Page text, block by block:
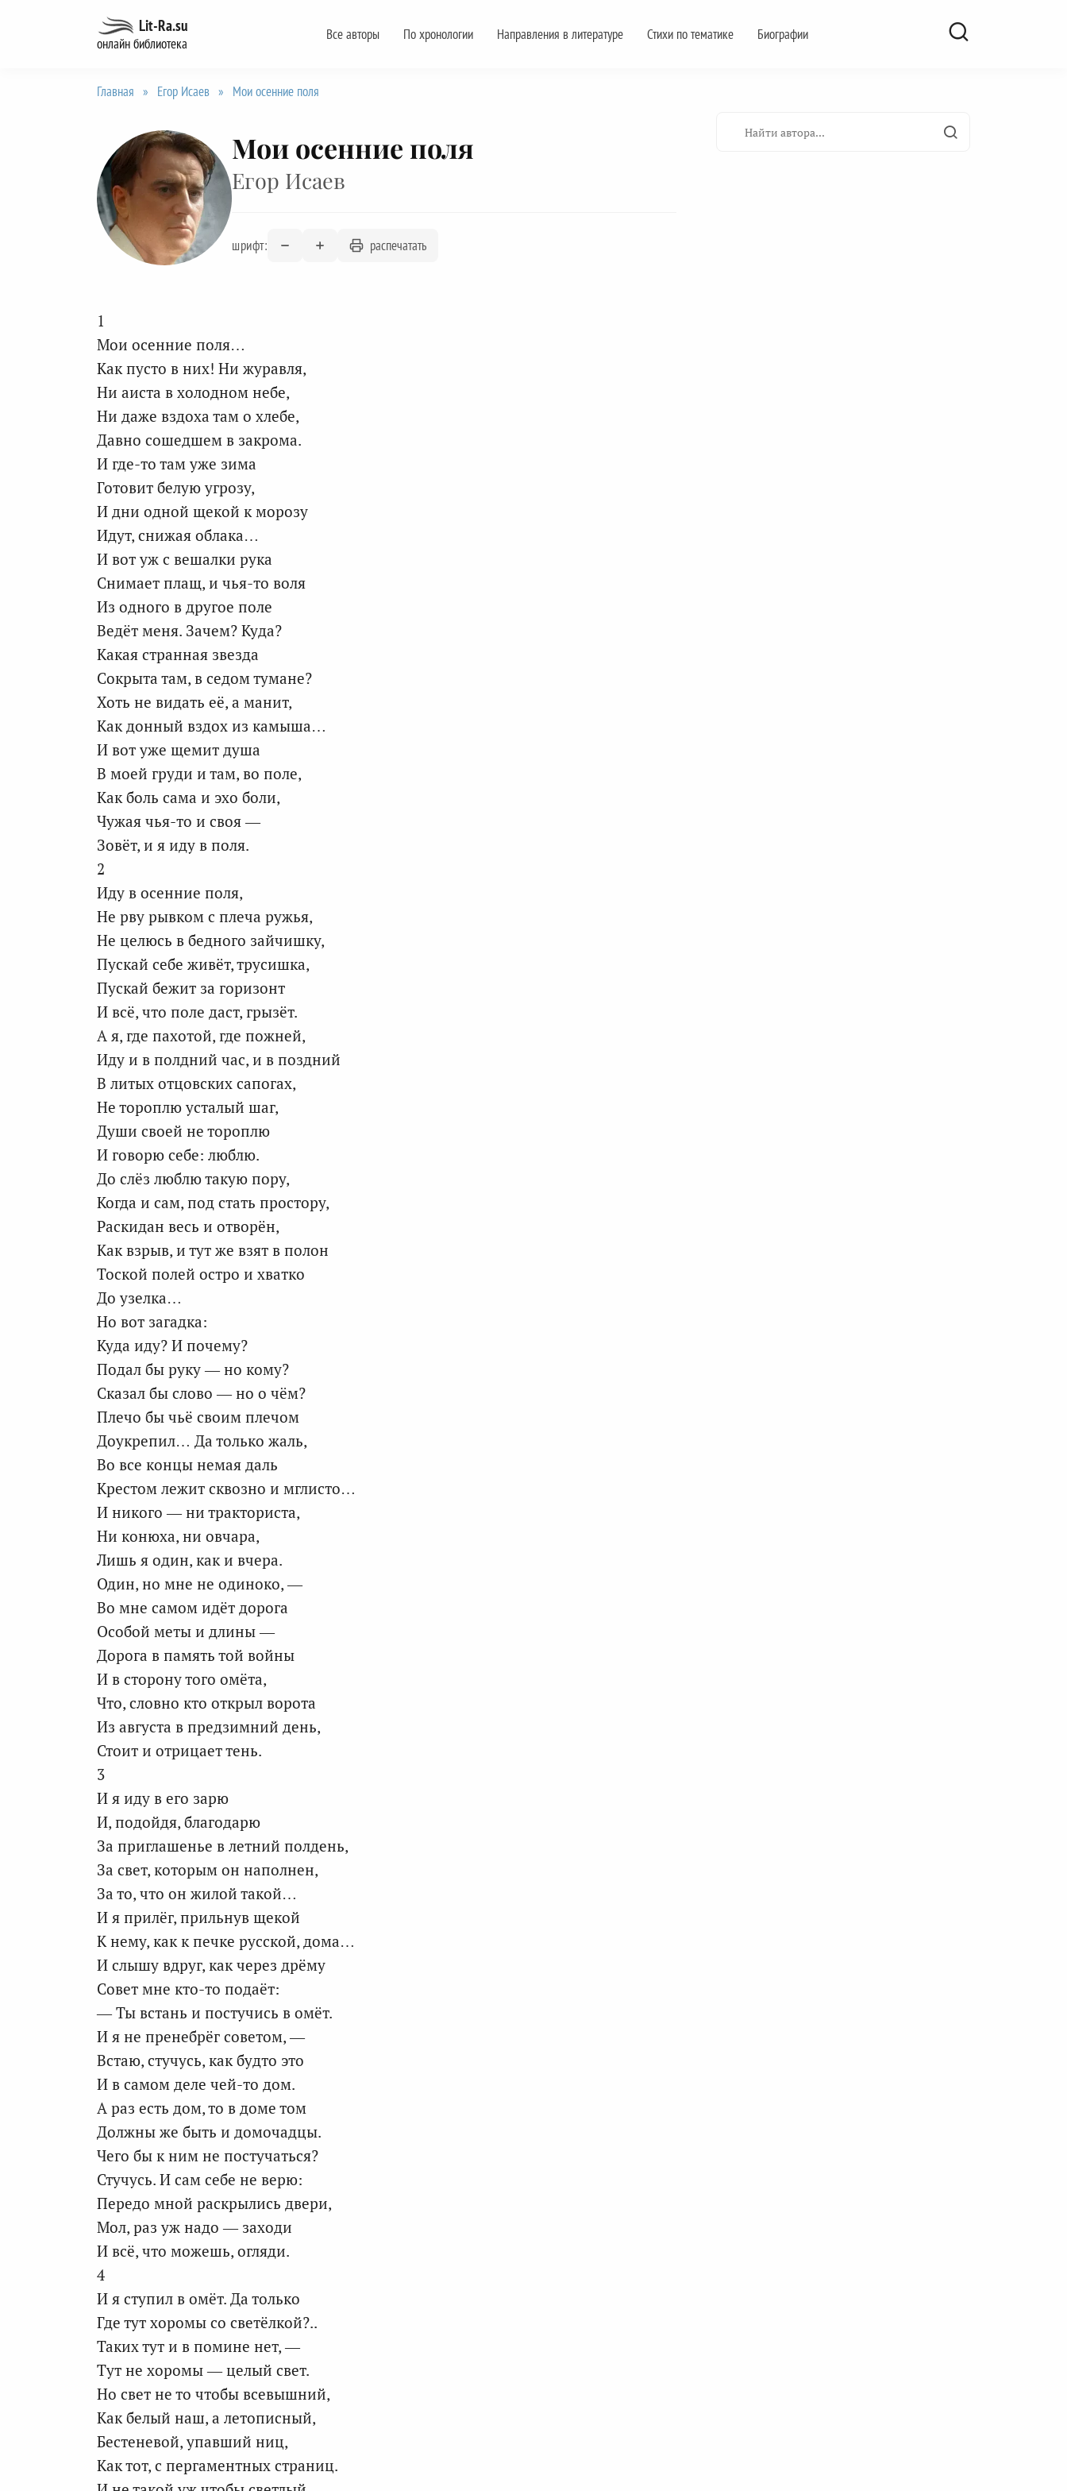
Lit-Ra.su
онлайн библиотека
Все авторы По хронологии Направления в литературе Стихи по тематике Биографии
Главная » Егор Исаев » Мои осенние поля
Мои осенние поля
Егор Исаев
шрифт: распечатать
1
Мои осенние поля…
Как пусто в них! Ни журавля,
Ни аиста в холодном небе,
Ни даже вздоха там о хлебе,
Давно сошедшем в закрома.
И где-то там уже зима
Готовит белую угрозу,
И дни одной щекой к морозу
Идут, снижая облака…
И вот уж с вешалки рука
Снимает плащ, и чья-то воля
Из одного в другое поле
Ведёт меня. Зачем? Куда?
Какая странная звезда
Сокрыта там, в седом тумане?
Хоть не видать её, а манит,
Как донный вздох из камыша…
И вот уже щемит душа
В моей груди и там, во поле,
Как боль сама и эхо боли,
Чужая чья-то и своя —
Зовёт, и я иду в поля.
2
Иду в осенние поля,
Не рву рывком с плеча ружья,
Не целюсь в бедного зайчишку,
Пускай себе живёт, трусишка,
Пускай бежит за горизонт
И всё, что поле даст, грызёт.
А я, где пахотой, где пожней,
Иду и в полдний час, и в поздний
В литых отцовских сапогах,
Не тороплю усталый шаг,
Души своей не тороплю
И говорю себе: люблю.
До слёз люблю такую пору,
Когда и сам, под стать простору,
Раскидан весь и отворён,
Как взрыв, и тут же взят в полон
Тоской полей остро и хватко
До узелка…
Но вот загадка:
Куда иду? И почему?
Подал бы руку — но кому?
Сказал бы слово — но о чём?
Плечо бы чьё своим плечом
Доукрепил… Да только жаль,
Во все концы немая даль
Крестом лежит сквозно и мглисто…
И никого — ни тракториста,
Ни конюха, ни овчара,
Лишь я один, как и вчера.
Один, но мне не одиноко, —
Во мне самом идёт дорога
Особой меты и длины —
Дорога в память той войны
И в сторону того омёта,
Что, словно кто открыл ворота
Из августа в предзимний день,
Стоит и отрицает тень.
3
И я иду в его зарю
И, подойдя, благодарю
За приглашенье в летний полдень,
За свет, которым он наполнен,
За то, что он жилой такой…
И я прилёг, прильнув щекой
К нему, как к печке русской, дома…
И слышу вдруг, как через дрёму
Совет мне кто-то подаёт:
— Ты встань и постучись в омёт.
И я не пренебрёг советом, —
Встаю, стучусь, как будто это
И в самом деле чей-то дом.
А раз есть дом, то в доме том
Должны же быть и домочадцы.
Чего бы к ним не постучаться?
Стучусь. И сам себе не верю:
Передо мной раскрылись двери,
Мол, раз уж надо — заходи
И всё, что можешь, огляди.
4
И я ступил в омёт. Да только
Где тут хоромы со светёлкой?..
Таких тут и в помине нет, —
Тут не хоромы — целый свет.
Но свет не то чтобы всевышний,
Как белый наш, а летописный,
Бестеневой, упавший ниц,
Как тот, с пергаментных страниц.